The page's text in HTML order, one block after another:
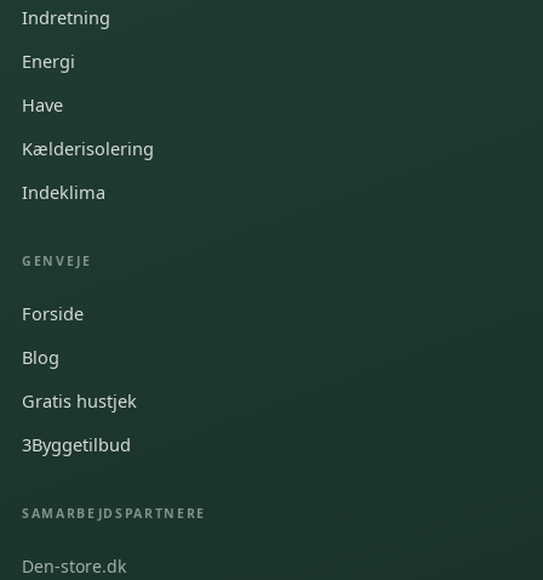
Indretning
Energi
Have
Kælderisolering
Indeklima
GENVEJE
Forside
Blog
Gratis hustjek
3Byggetilbud
SAMARBEJDSPARTNERE
Den-store.dk